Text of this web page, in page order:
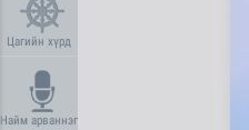
Цагийн хүрд
Найм арваннэг